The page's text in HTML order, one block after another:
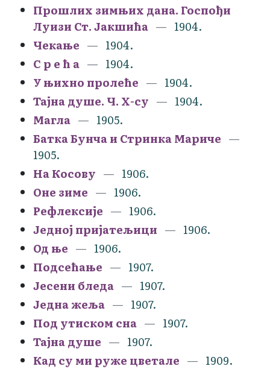
Прошлих зимњих дана. Госпођи
Луизи Ст. Јакшића
1904.
Чекање
1904.
С р е ћ а
1904.
У њихно пролеће
1904.
Тајна душе. Ч. Х-су
1904.
Магла
1905.
Батка Бунча и Стринка Мариче
1905.
На Косову
1906.
Оне зиме
1906.
Рефлексије
1906.
Једној пријатељици
1906.
Од ње
1906.
Подсећање
1907.
Јесени бледа
1907.
Једна жеља
1907.
Под утиском сна
1907.
Тајна душе
1907.
Кад су ми руже цветале
1909.